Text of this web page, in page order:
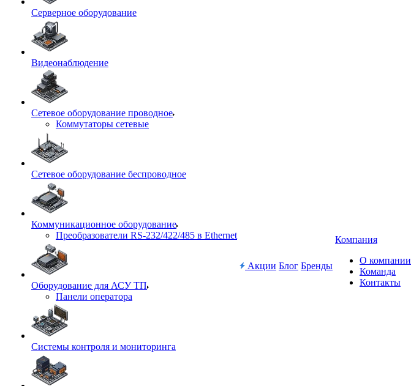
Серверное оборудование
Видеонаблюдение
Сетевое оборудование проводное
Коммутаторы сетевые
Сетевое оборудование беспроводное
Коммуникационное оборудование
Преобразователи RS-232/422/485 в Ethernet
Оборудование для АСУ ТП
Панели оператора
Системы контроля и мониторинга
Акции Блог Бренды
Компания
О компании
Команда
Контакты